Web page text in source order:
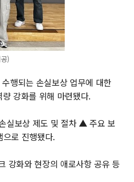
)
행되는 손실보상 업무에 대한
강화를 위해 마련됐다.
실보상 제도 및 절차 ▲ 주요 보
로 진행됐다.
강화와 현장의 애로사항 공유 등